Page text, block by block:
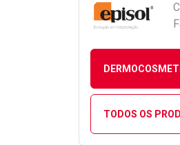
TODOS OS